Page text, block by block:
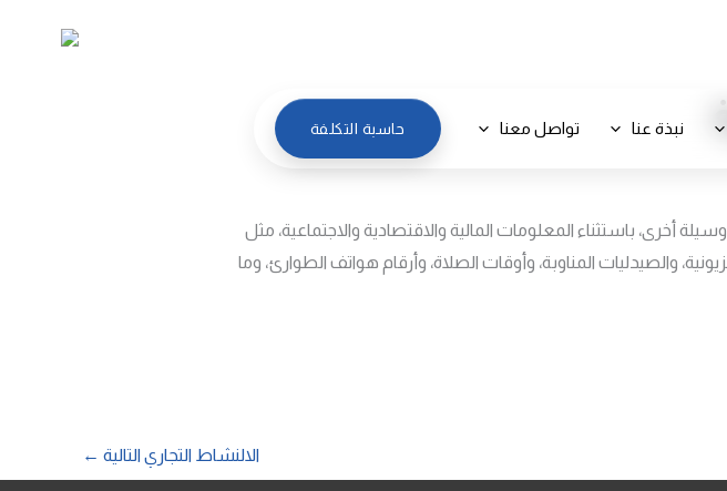
نبذة عنا تواصل معنا حاسبة التكلفة
أخرى، باستثناء المعلومات المالية والاقتصادية والاجتماعية، مثل
والصيدليات المناوبة، وأوقات الصلاة، وأرقام هواتف الطوارئ، وما
الالنشاط التجاري التالية ←